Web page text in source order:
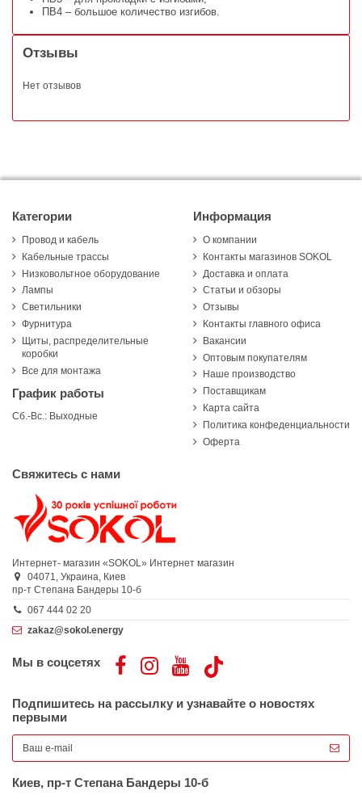
ПВ4 – большое количество изгибов.
Отзывы
Нет отзывов
Категории
Провод и кабель
Кабельные трассы
Низковольтное оборудование
Лампы
Светильники
Фурнитура
Щиты, распределительные
коробки
Все для монтажа
График работы
Сб.-Вс.: Выходные
Информация
О компании
Контакты магазинов SOKOL
Доставка и оплата
Статьи и обзоры
Отзывы
Контакты главного офиса
Вакансии
Оптовым покупателям
Наше производство
Поставщикам
Карта сайта
Политика конфеденциальности
Оферта
Свяжитесь с нами
Интернет- магазин «SOKOL» Интернет магазин
04071, Украина, Киев
пр-т Степана Бандеры 10-б
067 444 02 20
zakaz@sokol.energy
Мы в соцсетях
Подпишитесь на рассылку и узнавайте о новостях
первыми
Киев, пр-т Степана Бандеры 10-б